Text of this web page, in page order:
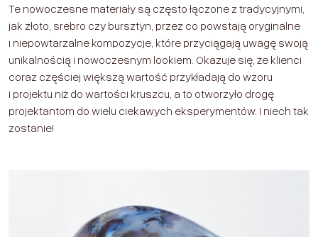
Te nowoczesne materiały są często łączone z tradycyjnymi,
jak złoto, srebro czy bursztyn, przez co powstają oryginalne
i niepowtarzalne kompozycje, które przyciągają uwagę swoją
unikalnością i nowoczesnym lookiem. Okazuje się, że klienci
coraz częściej większą wartość przykładają do wzoru
i projektu niż do wartości kruszcu, a to otworzyło drogę
projektantom do wielu ciekawych eksperymentów. I niech tak
zostanie!